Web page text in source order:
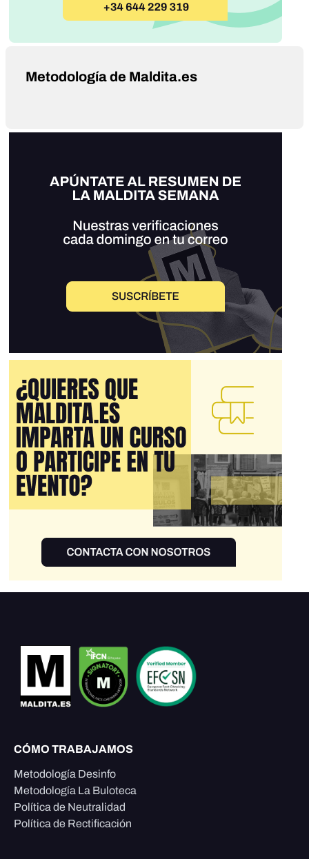
Metodología de Maldita.es
CÓMO TRABAJAMOS
Metodología Desinfo
Metodología La Buloteca
Política de Neutralidad
Política de Rectificación